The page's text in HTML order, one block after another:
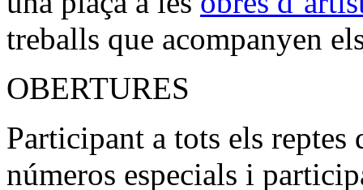
treballs que acompanyen
OBERTURES
Participant a tots els reptes
números especials i